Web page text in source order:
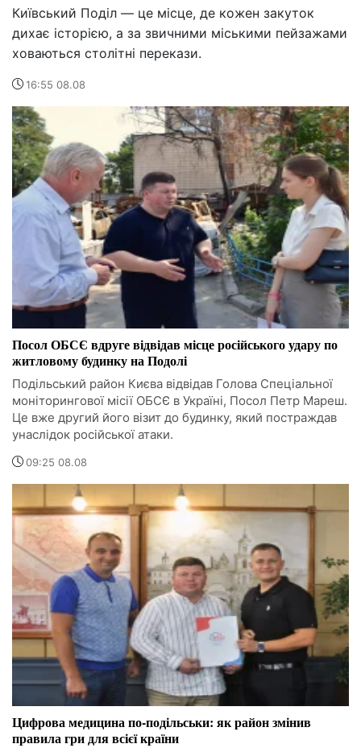
Київський Поділ — це місце, де кожен закуток
дихає історією, а за звичними міськими пейзажами
ховаються столітні перекази.
16:55 08.08
Посол ОБСЄ вдруге відвідав місце російського удару по
житловому будинку на Подолі
Подільський район Києва відвідав Голова Спеціальної
моніторингової місії ОБСЄ в Україні, Посол Петр Мареш.
Це вже другий його візит до будинку, який постраждав
унаслідок російської атаки.
09:25 08.08
Цифрова медицина по-подільськи: як район змінив
правила гри для всієї країни